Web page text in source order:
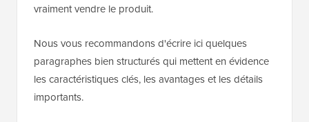
vraiment vendre le produit.
Nous vous recommandons d'écrire ici quelques
paragraphes bien structurés qui mettent en évidence
les caractéristiques clés, les avantages et les détails
importants.